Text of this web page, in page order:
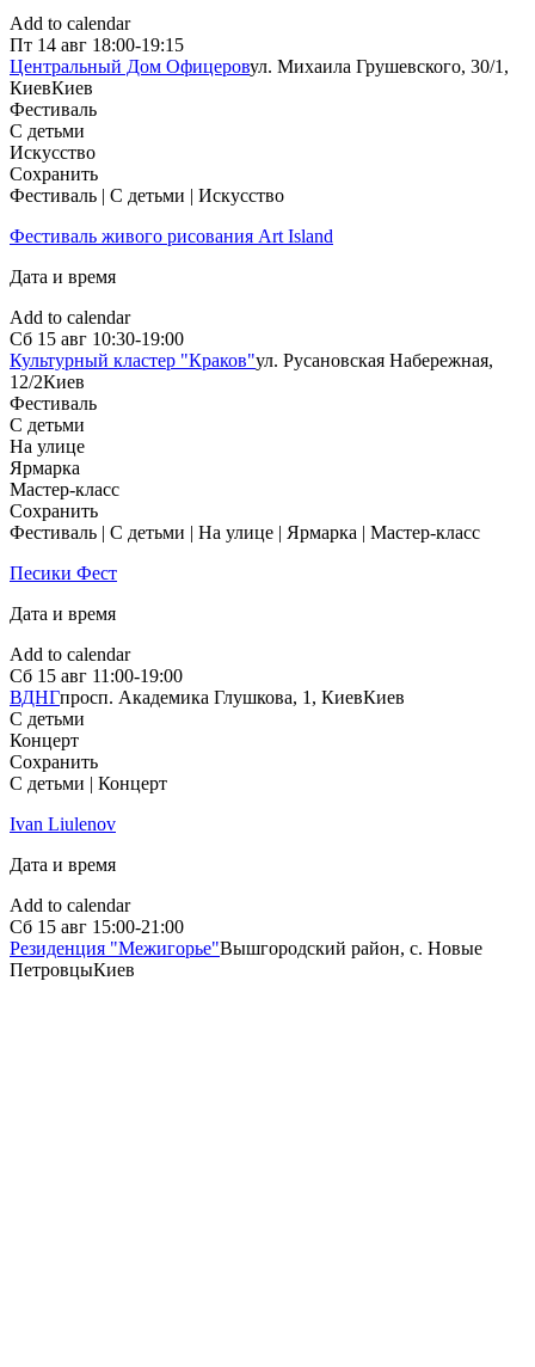
Add to calendar
Пт 14 авг 18:00-19:15
Центральный Дом Офицеровул. Михаила Грушевского, 30/1,
КиевКиев
Фестиваль
С детьми
Искусство
Сохранить
Фестиваль | С детьми | Искусство
Фестиваль живого рисования Art Island
Дата и время
Add to calendar
Сб 15 авг 10:30-19:00
Культурный кластер "Краков"ул. Русановская Набережная,
12/2Киев
Фестиваль
С детьми
На улице
Ярмарка
Мастер-класс
Сохранить
Фестиваль | С детьми | На улице | Ярмарка | Мастер-класс
Песики Фест
Дата и время
Add to calendar
Сб 15 авг 11:00-19:00
ВДНГпросп. Академика Глушкова, 1, КиевКиев
С детьми
Концерт
Сохранить
С детьми | Концерт
Ivan Liulenov
Дата и время
Add to calendar
Сб 15 авг 15:00-21:00
Резиденция "Межигорье"Вышгородский район, с. Новые
ПетровцыКиев